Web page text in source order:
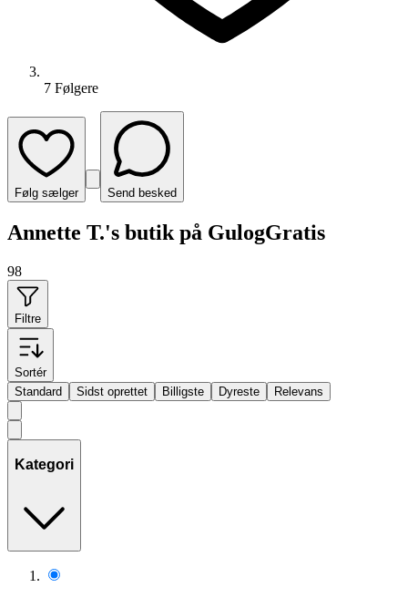
7 Følgere
Følg sælger Send besked
Annette T.'s butik på GulogGratis
98
Filtre
Sortér
Standard
Sidst oprettet Billigste Dyreste Relevans
Kategori